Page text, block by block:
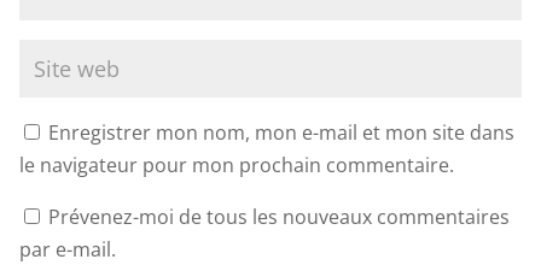
Enregistrer mon nom, mon e-mail et mon site dans
le navigateur pour mon prochain commentaire.
Prévenez-moi de tous les nouveaux commentaires
par e-mail.